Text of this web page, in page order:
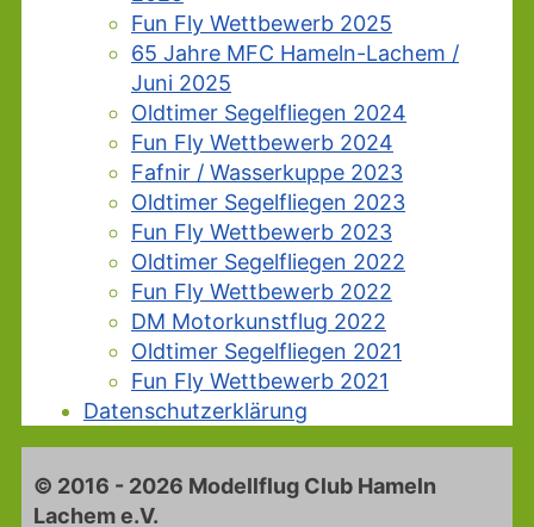
Fun Fly Wettbewerb 2025
65 Jahre MFC Hameln-Lachem /
Juni 2025
Oldtimer Segelfliegen 2024
Fun Fly Wettbewerb 2024
Fafnir / Wasserkuppe 2023
Oldtimer Segelfliegen 2023
Fun Fly Wettbewerb 2023
Oldtimer Segelfliegen 2022
Fun Fly Wettbewerb 2022
DM Motorkunstflug 2022
Oldtimer Segelfliegen 2021
Fun Fly Wettbewerb 2021
Datenschutzerklärung
© 2016 - 2026 Modellflug Club Hameln
Lachem e.V.